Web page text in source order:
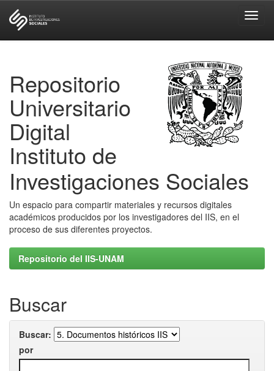
Repositorio
Universitario
Digital
Instituto de
Investigaciones Sociales
Un espacio para compartir materiales y recursos digitales
académicos producidos por los investigadores del IIS, en el
proceso de sus diferentes proyectos.
Repositorio del IIS-UNAM
Buscar
Buscar:
por